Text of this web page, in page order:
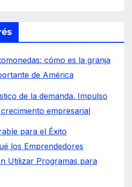
cómo es la granja
de América
de la demanda. Impulso
empresarial
para el Éxito
los Emprendedores
Utilizar Programas para